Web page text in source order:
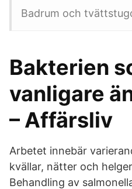
Badrum och
Bakterien
vanligare
– Affärsliv
Arbetet innebär
kvällar, nätter och
Behandling av